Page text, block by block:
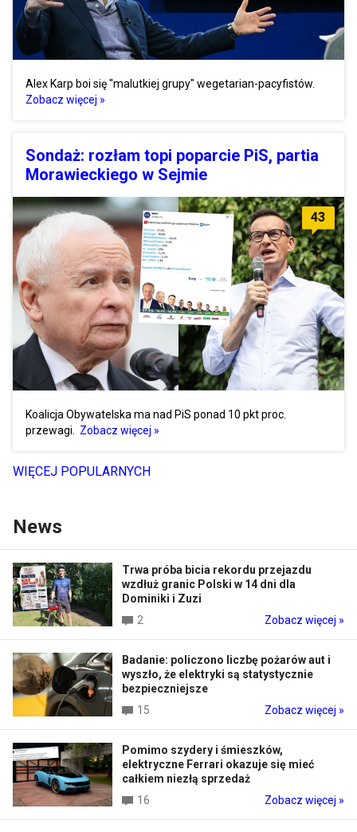
Alex Karp boi się "malutkiej grupy" wegetarian-pacyfistów.
Zobacz więcej »
Sondaż: rozłam topi poparcie PiS, partia
Morawieckiego w Sejmie
43
Koalicja Obywatelska ma nad PiS ponad 10 pkt proc.
przewagi.
Zobacz więcej »
WIĘCEJ POPULARNYCH
News
Trwa próba bicia rekordu przejazdu
wzdłuż granic Polski w 14 dni dla
Dominiki i Zuzi
2
Zobacz więcej »
Badanie: policzono liczbę pożarów aut i
wyszło, że elektryki są statystycznie
bezpieczniejsze
15
Zobacz więcej »
Pomimo szydery i śmieszków,
elektryczne Ferrari okazuje się mieć
całkiem niezłą sprzedaż
16
Zobacz więcej »